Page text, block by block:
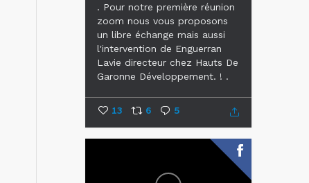
. Pour notre première réunion
zoom nous vous proposons
un libre échange mais aussi
l'intervention de Enguerran
Lavie directeur chez Hauts De
Garonne Développement. ! .
13 6 5